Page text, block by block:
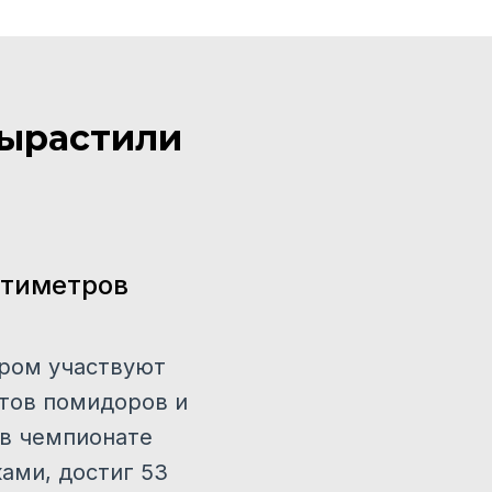
участвуют
помидоров и
чемпионате
достиг 53